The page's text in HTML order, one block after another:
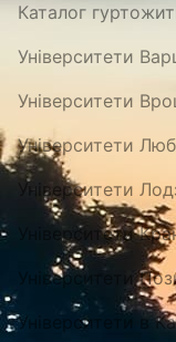
Каталог
Університети
Університети
Університети
Університети
Університети
Університети
Університети в